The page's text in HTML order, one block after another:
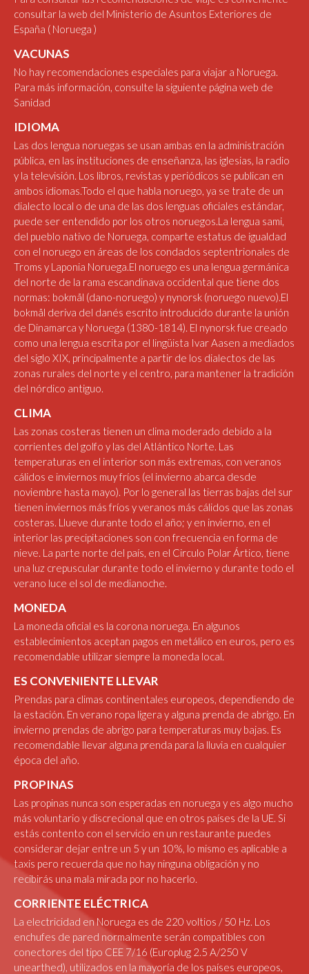
consultar la web del Ministerio de Asuntos Exteriores de
España ( Noruega )
VACUNAS
No hay recomendaciones especiales para viajar a Noruega.
Para más información, consulte la siguiente página web de
Sanidad
IDIOMA
Las dos lengua noruegas se usan ambas en la administración
pública, en las instituciones de enseñanza, las iglesias, la radio
y la televisión. Los libros, revistas y periódicos se publican en
ambos idiomas.Todo el que habla noruego, ya se trate de un
dialecto local o de una de las dos lenguas oficiales estándar,
puede ser entendido por los otros noruegos.La lengua sami,
del pueblo nativo de Noruega, comparte estatus de igualdad
con el noruego en áreas de los condados septentrionales de
Troms y Laponia Noruega.El noruego es una lengua germánica
del norte de la rama escandinava occidental que tiene dos
normas: bokmål (dano-noruego) y nynorsk (noruego nuevo).El
bokmål deriva del danés escrito introducido durante la unión
de Dinamarca y Noruega (1380-1814). El nynorsk fue creado
como una lengua escrita por el lingüista Ivar Aasen a mediados
del siglo XIX, principalmente a partir de los dialectos de las
zonas rurales del norte y el centro, para mantener la tradición
del nórdico antiguo.
CLIMA
Las zonas costeras tienen un clima moderado debido a la
corrientes del golfo y las del Atlántico Norte. Las
temperaturas en el interior son más extremas, con veranos
cálidos e inviernos muy fríos (el invierno abarca desde
noviembre hasta mayo). Por lo general las tierras bajas del sur
tienen inviernos más fríos y veranos más cálidos que las zonas
costeras. Llueve durante todo el año; y en invierno, en el
interior las precipitaciones son con frecuencia en forma de
nieve. La parte norte del país, en el Circulo Polar Ártico, tiene
una luz crepuscular durante todo el invierno y durante todo el
verano luce el sol de medianoche.
MONEDA
La moneda oficial es la corona noruega. En algunos
establecimientos aceptan pagos en metálico en euros, pero es
recomendable utilizar siempre la moneda local.
ES CONVENIENTE LLEVAR
Prendas para climas continentales europeos, dependiendo de
la estación. En verano ropa ligera y alguna prenda de abrigo. En
invierno prendas de abrigo para temperaturas muy bajas. Es
recomendable llevar alguna prenda para la lluvia en cualquier
época del año.
PROPINAS
Las propinas nunca son esperadas en noruega y es algo mucho
más voluntario y discrecional que en otros países de la UE. Si
estás contento con el servicio en un restaurante puedes
considerar dejar entre un 5 y un 10%, lo mismo es aplicable a
taxis pero recuerda que no hay ninguna obligación y no
recibirás una mala mirada por no hacerlo.
CORRIENTE ELÉCTRICA
La electricidad en Noruega es de 220 voltios / 50 Hz. Los
enchufes de pared normalmente serán compatibles con
conectores del tipo CEE 7/16 (Europlug 2.5 A/250 V
unearthed), utilizados en la mayoría de los países europeos,